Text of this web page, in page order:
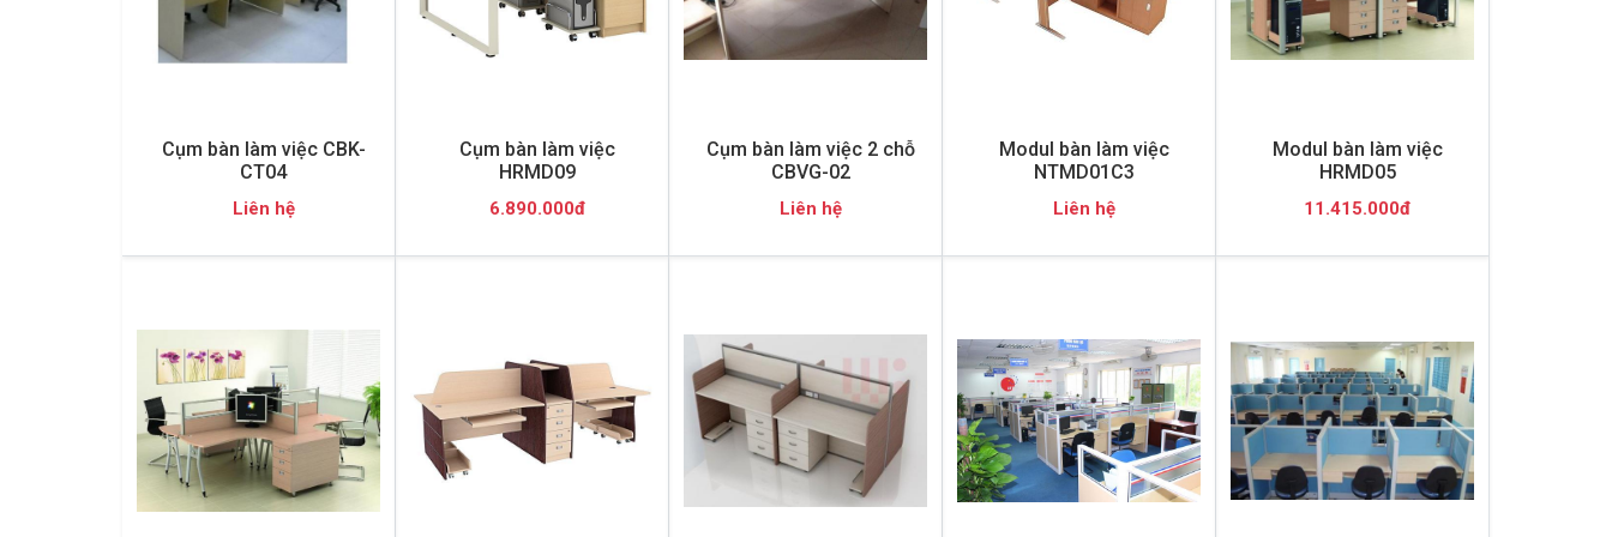
Cụm bàn làm việc CBK-
CT04
Liên hệ
Cụm bàn làm việc
HRMD09
6.890.000đ
Cụm bàn làm việc 2 chỗ
CBVG-02
Liên hệ
Modul bàn làm việc
NTMD01C3
Liên hệ
Modul bàn làm việc
HRMD05
11.415.000đ